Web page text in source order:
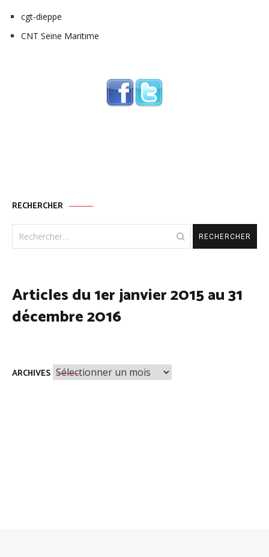
cgt-dieppe
CNT Seine Maritime
RECHERCHER
Rechercher :
Articles du 1er janvier 2015 au 31
décembre 2016
ARCHIVES Archives